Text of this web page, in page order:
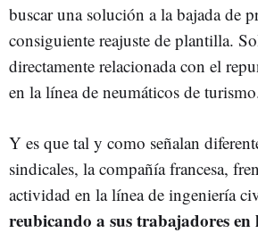
buscar una solución a la bajada de
consiguiente reajuste de plantilla.
directamente relacionada con el
en la línea de neumáticos de
Y es que tal y como señalan
sindicales, la compañía francesa,
actividad en la línea de ingeniería
reubicando a sus trabajadores en